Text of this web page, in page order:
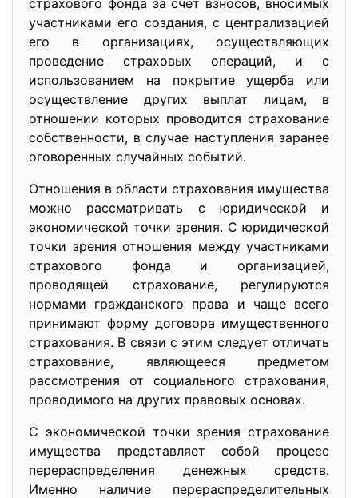
страхового фонда за счёт взносов, вносимых
участниками его создания, с централизацией
его в организациях, осуществляющих
проведение страховых операций, и с
использованием на покрытие ущерба или
осуществление других выплат лицам, в
отношении которых проводится страхование
собственности, в случае наступления заранее
оговоренных случайных событий.
Отношения в области страхования имущества
можно рассматривать с юридической и
экономической точки зрения. С юридической
точки зрения отношения между участниками
страхового фонда и организацией,
проводящей страхование, регулируются
нормами гражданского права и чаще всего
принимают форму договора имущественного
страхования. В связи с этим следует отличать
страхование, являющееся предметом
рассмотрения от социального страхования,
проводимого на других правовых основах.
С экономической точки зрения страхование
имущества представляет собой процесс
перераспределения денежных средств.
Именно наличие перераспределительных